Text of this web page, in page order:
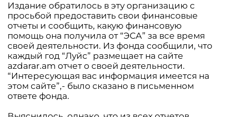
Издание обратилось в эту организацию с
просьбой предоставить свои финансовые
отчеты и сообщить, какую финансовую
помощь она получила от “ЭСА” за все время
своей деятельности. Из фонда сообщили, что
каждый год “Луйс” размещает на сайте
azdarar.am отчет о своей деятельности.
“Интересующая вас информация имеется на
этом сайте”,- было сказано в письменном
ответе фонда.